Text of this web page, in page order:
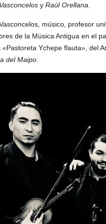
yRaúl Orellana
músico, profesor
de la Música Antigua en el
«Pastoreta Ychepe flauta», del
del Maipo